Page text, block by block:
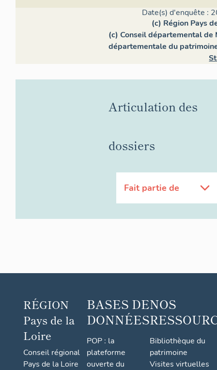
Date(s) d'enquête :
(c) Région Pays
(c) Conseil départemental
départementale du
Articulation des
dossiers
Fait partie de
RÉGION
Pays de la
Loire
Conseil régional
Pays de la Loire
BASES DE
DONNÉES
POP : la
plateforme
ouverte du
NOS
Bibliothèque du
patrimoine
Visites virtuelles